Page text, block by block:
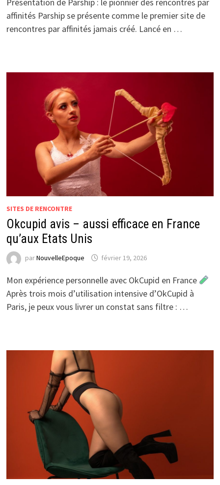
Présentation de Parship : le pionnier des rencontres par
affinités Parship se présente comme le premier site de
rencontres par affinités jamais créé. Lancé en …
SITES DE RENCONTRE
Okcupid avis – aussi efficace en France
qu’aux Etats Unis
parNouvelleEpoque février 19, 2026
Mon expérience personnelle avec OkCupid en France
Après trois mois d’utilisation intensive d’OkCupid à
Paris, je peux vous livrer un constat sans filtre : …